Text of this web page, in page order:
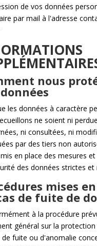
de vos données
par mail à l'adresse
nous
les données à caractère
ne soient ni
ni consultées, ni
par des tiers non
en place des mesures
des données strictes et
mises
de fuite de
à la procédure
général sur la
de fuite ou d'anomalie